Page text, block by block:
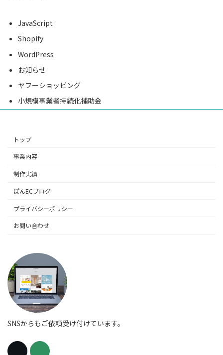
JavaScript
Shopify
WordPress
お知らせ
ヤフーショッピング
小規模事業者持続化補助金
トップ
事業内容
制作実績
ぽんECブログ
プライバシーポリシー
お問い合わせ
SNSからもご依頼受け付けています。